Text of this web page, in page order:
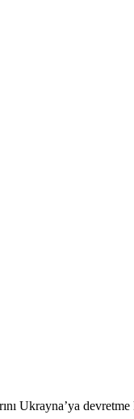
Ukrayna’ya